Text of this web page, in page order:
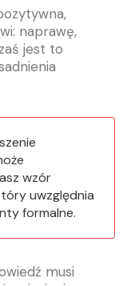
naprawę,
jest to
wzór
uwzględnia
formalne.
musi